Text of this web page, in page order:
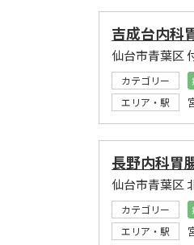
吉成台内科
仙台市青葉区
カテゴリー
エリア・駅
長野内科胃
仙台市青葉区
カテゴリー
エリア・駅